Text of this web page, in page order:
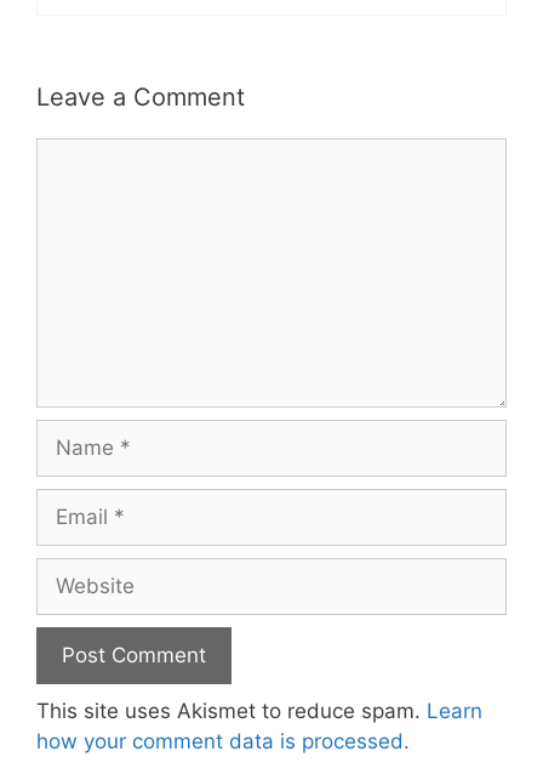
Leave a Comment
Name
Email
Website
This site uses Akismet to reduce spam. Learn
how your comment data is processed.